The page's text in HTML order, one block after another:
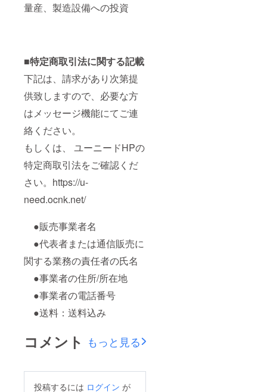
量産、製造設備への投資
■特定商取引法に関する記載
下記は、請求があり次第提
供致しますので、必要な方
はメッセージ機能にてご連
絡ください。
もしくは、 ユーニードHPの
特定商取引法をご確認くだ
さい。https://u-
need.ocnk.net/
●販売事業者名
●代表者または通信販売に
関する業務の責任者の氏名
●事業者の住所/所在地
●事業者の電話番号
●送料：送料込み
コメント もっと見る
投稿するには ログイン が